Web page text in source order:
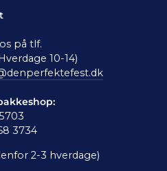
på tlf.
10-14)
3734
2-3 hverdage)